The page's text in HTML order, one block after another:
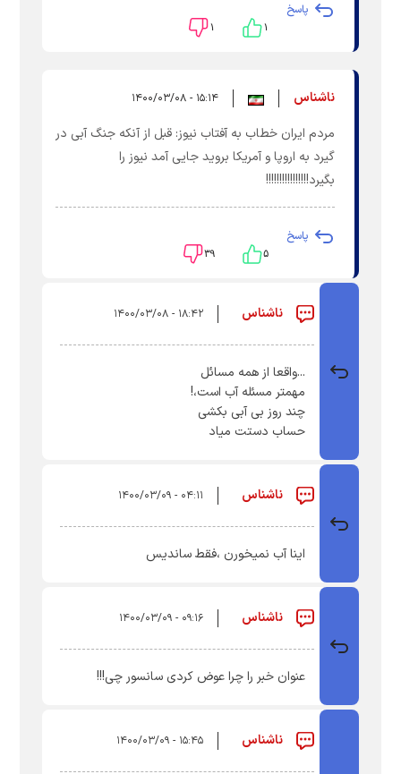
پاسخ
۱ ۱
ناشناس ۱۵:۱۴ - ۱۴۰۰/۰۳/۰۸
مردم ایران خطاب به آفتاب نیوز: قبل از آنکه جنگ آبی در
گیرد به اروپا و آمریکا بروید جایی آمد نیوز را
بگیرد!!!!!!!!!!!!!!!!
پاسخ
۵ ۳۹
ناشناس ۱۸:۴۲ - ۱۴۰۰/۰۳/۰۸
...واقعا از همه مسائل
مهمتر مسئله آب است،!
چند روز بی آبی بکشی
حساب دستت میاد
ناشناس ۰۴:۱۱ - ۱۴۰۰/۰۳/۰۹
اینا آب نمیخورن ،فقط ساندیس
ناشناس ۰۹:۱۶ - ۱۴۰۰/۰۳/۰۹
عنوان خبر را چرا عوض کردی سانسور چی!!!
ناشناس ۱۵:۴۵ - ۱۴۰۰/۰۳/۰۹